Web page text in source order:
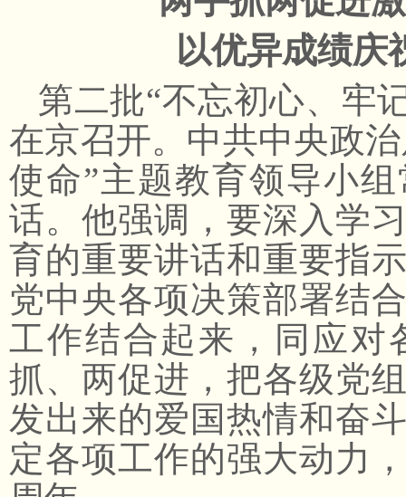
以优异成绩庆
第二批“不忘初心、牢
在京召开。中共中央政
使命”主题教育领导小
话。他强调，要深入学
育的重要讲话和重要指
党中央各项决策部署结
工作结合起来，同应对
抓、两促进，把各级党
发出来的爱国热情和奋
定各项工作的强大动力